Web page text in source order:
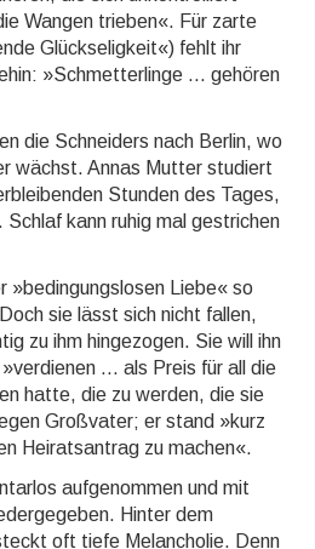
Wangen trieben«. Für zarte
Glückseligkeit«) fehlt ihr
»Schmetterlinge ... gehören
die Schneiders nach Berlin, wo
wächst. Annas Mutter studiert
Stunden des Tages,
Schlaf kann ruhig mal gestrichen
»bedingungslosen Liebe« so
sie lässt sich nicht fallen,
zu ihm hingezogen. Sie will ihn
... als Preis für all die
hatte, die zu werden, die sie
Großvater; er stand »kurz
Heiratsantrag zu machen«.
aufgenommen und mit
Hinter dem
oft tiefe Melancholie. Denn